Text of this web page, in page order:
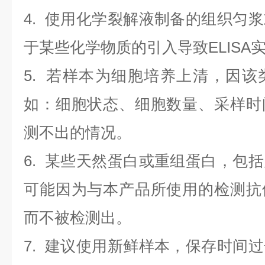
4. 使用化学裂解液制备的组织匀
于某些化学物质的引入导致ELISA
5. 若样本为细胞培养上清，因该
如：细胞状态、细胞数量、采样
测不出的情况。
6. 某些天然蛋白或重组蛋白，包
可能因为与本产品所使用的检测
而不被检测出。
7. 建议使用新鲜样本，保存时间